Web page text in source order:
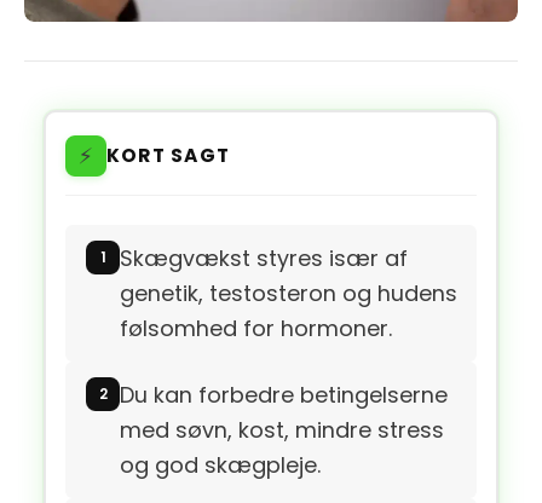
⚡ KORT SAGT
Skægvækst styres især af
genetik, testosteron og hudens
følsomhed for hormoner.
Du kan forbedre betingelserne
med søvn, kost, mindre stress
og god skægpleje.